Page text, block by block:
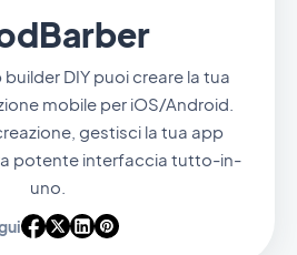
DIY puoi creare la tua
mobile per iOS/Android.
gestisci la tua app
potente interfaccia tutto-in-
uno.